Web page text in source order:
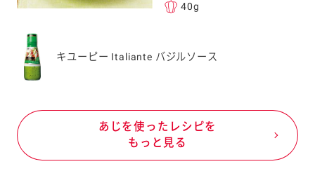
40g
キユーピー Italiante バジルソース
あじを使ったレシピを
もっと見る